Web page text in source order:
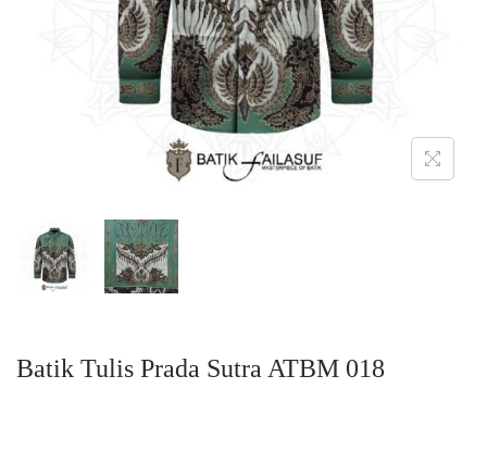
o
n
Batik Tulis Prada Sutra ATBM 018